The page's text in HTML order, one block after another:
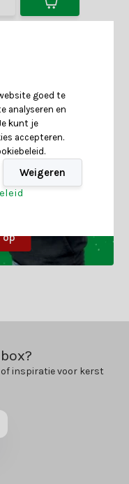
op
inspiratie voor kerst
goed te
analyseren en
kunt je
accepteren.
Weigeren